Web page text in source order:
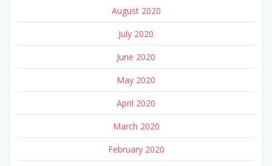
August 2020
July 2020
June 2020
May 2020
April 2020
March 2020
February 2020